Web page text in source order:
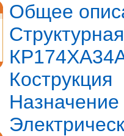
Общее
Кострукция